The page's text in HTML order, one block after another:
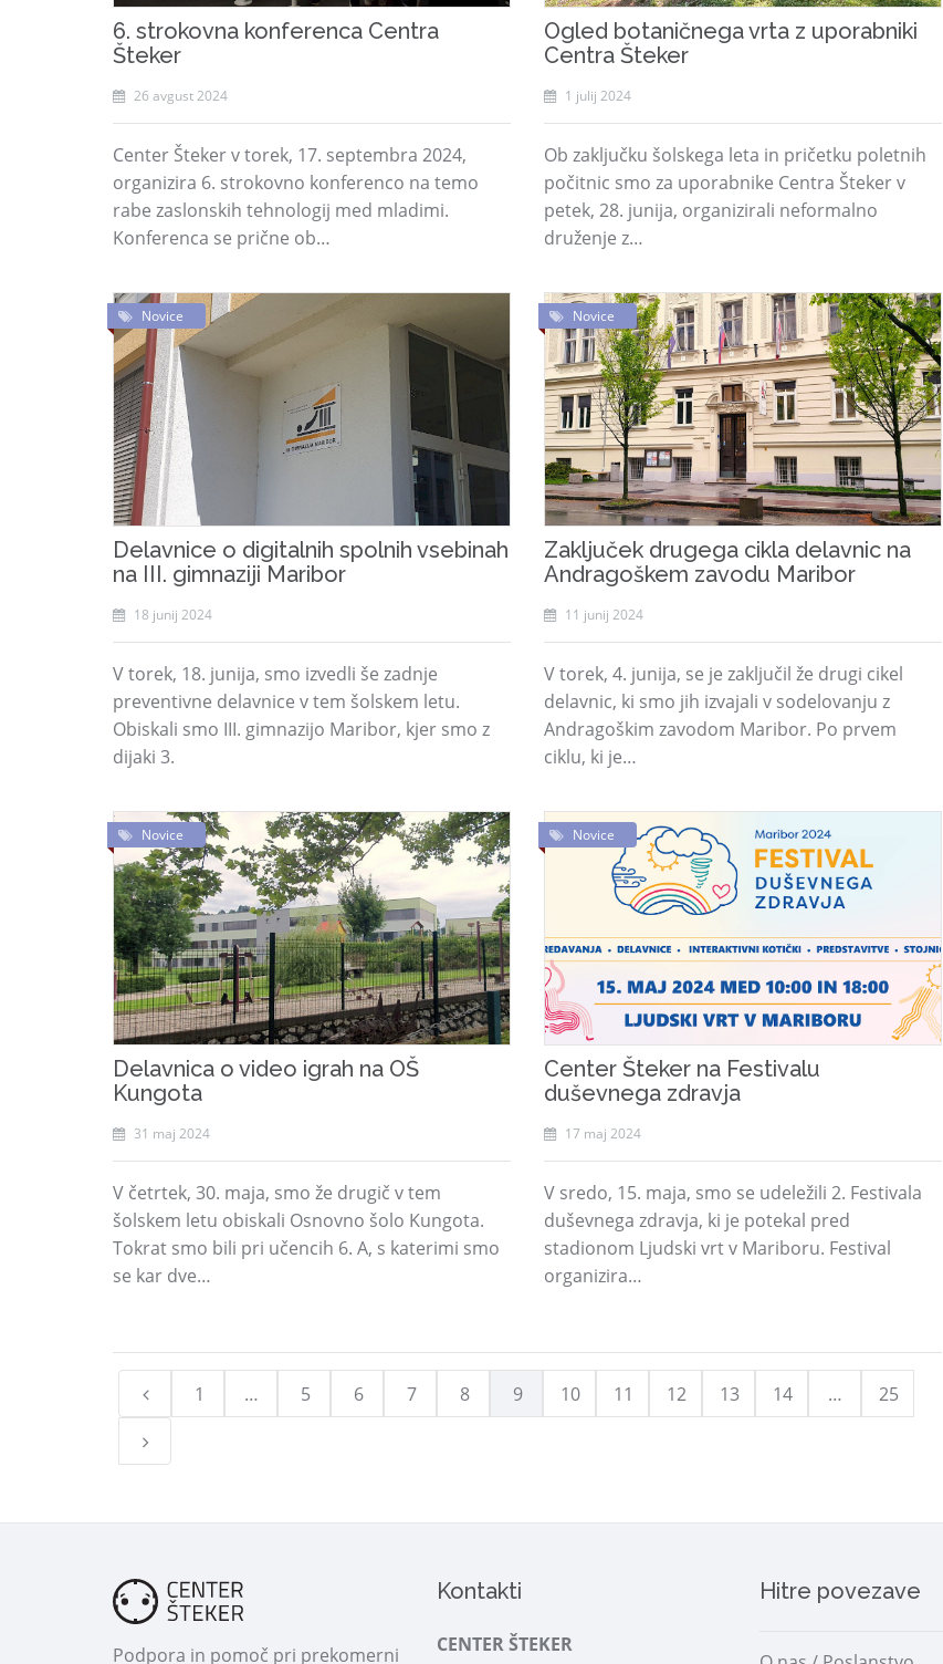
6. strokovna konferenca Centra
Šteker
26 avgust 2024
Center Šteker v torek, 17. septembra 2024,
organizira 6. strokovno konferenco na temo
rabe zaslonskih tehnologij med mladimi.
Konferenca se prične ob…
Ogled botaničnega vrta z uporabniki
Centra Šteker
1 julij 2024
Ob zaključku šolskega leta in pričetku poletnih
počitnic smo za uporabnike Centra Šteker v
petek, 28. junija, organizirali neformalno
druženje z…
Novice
Delavnice o digitalnih spolnih vsebinah
na III. gimnaziji Maribor
18 junij 2024
V torek, 18. junija, smo izvedli še zadnje
preventivne delavnice v tem šolskem letu.
Obiskali smo III. gimnazijo Maribor, kjer smo z
dijaki 3.
Novice
Zaključek drugega cikla delavnic na
Andragoškem zavodu Maribor
11 junij 2024
V torek, 4. junija, se je zaključil že drugi cikel
delavnic, ki smo jih izvajali v sodelovanju z
Andragoškim zavodom Maribor. Po prvem
ciklu, ki je…
Novice
Delavnica o video igrah na OŠ
Kungota
31 maj 2024
V četrtek, 30. maja, smo že drugič v tem
šolskem letu obiskali Osnovno šolo Kungota.
Tokrat smo bili pri učencih 6. A, s katerimi smo
se kar dve…
Novice
Center Šteker na Festivalu
duševnega zdravja
17 maj 2024
V sredo, 15. maja, smo se udeležili 2. Festivala
duševnega zdravja, ki je potekal pred
stadionom Ljudski vrt v Mariboru. Festival
organizira…
1 … 5 6 7 8 9 10 11 12 13 14 … 25
Podpora in pomoč pri prekomerni
Kontakti
CENTER ŠTEKER
Hitre povezave